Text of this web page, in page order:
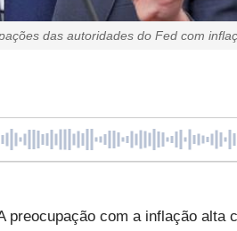
das autoridades do Fed com
preocupação com a inflação alta